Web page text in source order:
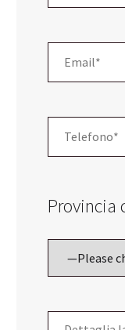
Provincia